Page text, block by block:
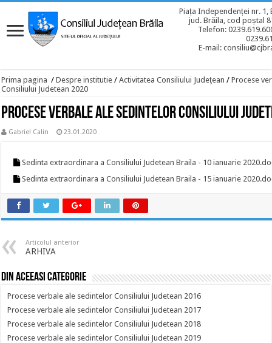
Piața Independenței nr. 1,
jud. Brăila, cod poștal
Telefon:
E-mail:
Prima pagina / Despre institutie / Activitatea Consiliului Judeţean / Procese
Consiliului Judetean 2020
Procese verbale ale sedintelor Consiliului
Gabriel Calin 23.01.2020
Sedinta extraordinara a Consiliului Judetean Braila - 10 ianuarie
Sedinta extraordinara a Consiliului Judetean Braila - 15 ianuarie
Articolul anterior
ARHIVA
Din aceeasi categorie
Procese verbale ale sedintelor Consiliului Judetean 2016
Procese verbale ale sedintelor Consiliului Judetean 2017
Procese verbale ale sedintelor Consiliului Judetean 2018
Procese verbale ale sedintelor Consiliului Judetean 2019